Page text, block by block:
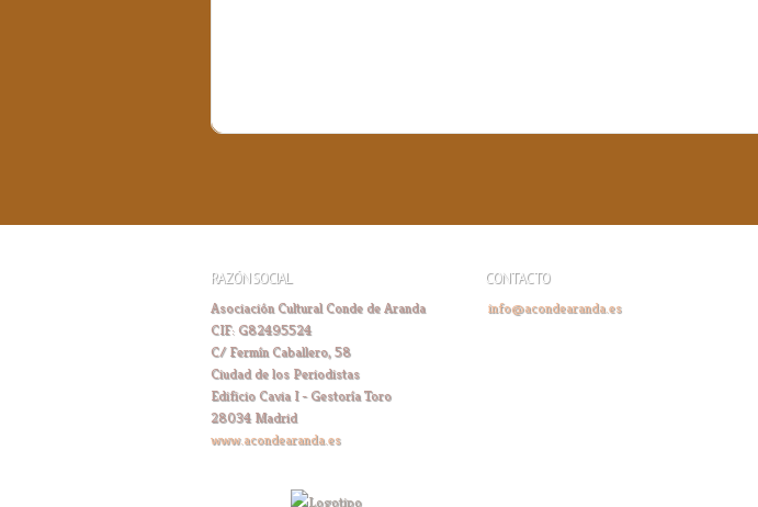
RAZÓN SOCIAL
Asociación Cultural Conde de Aranda
CIF: G82495524
C/ Fermín Caballero, 58
Ciudad de los Periodistas
Edificio Cavia I - Gestoría Toro
28034 Madrid
www.acondearanda.es
CONTACTO
info@acondearanda.es